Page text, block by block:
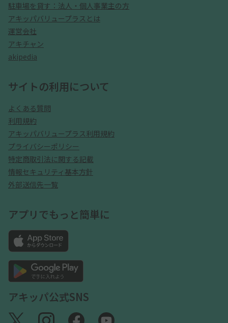
駐車場を貸す：法人・個人事業主の方
アキッパバリュープラスとは
運営会社
アキチャン
akipedia
サイトの利用について
よくある質問
利用規約
アキッパバリュープラス利用規約
プライバシーポリシー
特定商取引法に関する記載
情報セキュリティ基本方針
外部送信先一覧
アプリでもっと簡単に
アキッパ公式SNS